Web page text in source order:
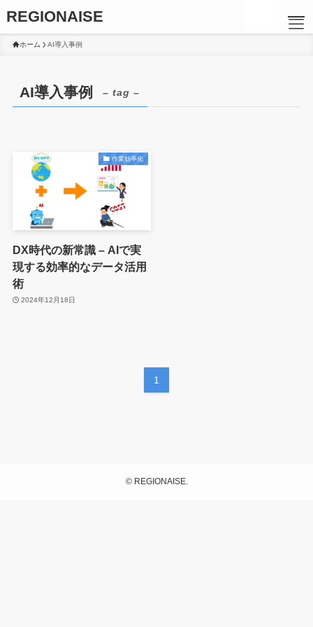
TOP
REGIONAISE
ホーム AI導入事例
AI導入事例 – tag –
作業効率化
DX時代の新常識 – AIで実
現する効率的なデータ活用
術
2024年12月18日
1
©REGIONAISE.